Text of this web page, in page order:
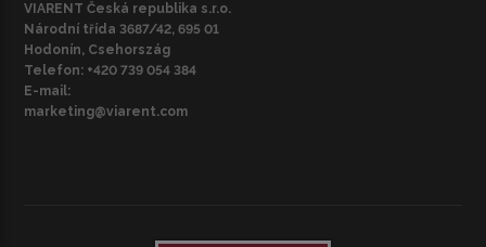
VIARENT Česká republika s.r.o.
Národní třída 3687/42, 695 01
Hodonín, Csehország
Telefon: +420 739 054 384
E-mail:
marketing@viarent.com